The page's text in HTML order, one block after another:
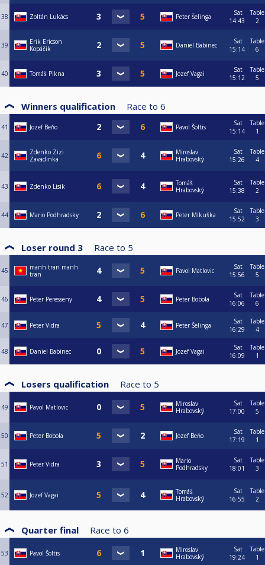
38 Zoltán Lukács Peter Šelinga
Sat
14:43
Table
2
39
Erik Ericson
Kopáčik
Daniel Babinec
Sat
15:14
Table
6
40 Tomáš Pikna Jozef Vagai
Sat
15:12
Table
5
Winners qualification Race to 6
41 Jozef Beňo Pavol Šoltis
Sat
15:14
Table
1
42
Zdenko Zizi
Zavadinka
Miroslav
Hrabovský
Sat
15:26
Table
4
43 Zdenko Lisik
Tomáš
Hrabovský
Sat
15:38
Table
2
44 Mario Podhradsky Peter Mikuška
Sat
15:52
Table
3
Loser round 3 Race to 5
45
manh tran manh
tran
Pavol Matlovic
Sat
15:56
Table
5
46 Peter Peresseny Peter Bobola
Sat
16:06
Table
6
47 Peter Vidra Peter Šelinga
Sat
16:29
Table
4
48 Daniel Babinec Jozef Vagai
Sat
16:09
Table
1
Losers qualification Race to 5
49 Pavol Matlovic
Miroslav
Hrabovský
Sat
17:00
Table
5
50 Peter Bobola Jozef Beňo
Sat
17:19
Table
1
51 Peter Vidra
Mario
Podhradsky
Sat
18:01
Table
3
52 Jozef Vagai
Tomáš
Hrabovský
Sat
16:55
Table
2
Quarter final Race to 6
53 Pavol Šoltis
Miroslav
Hrabovský
Sat
19:24
Table
1